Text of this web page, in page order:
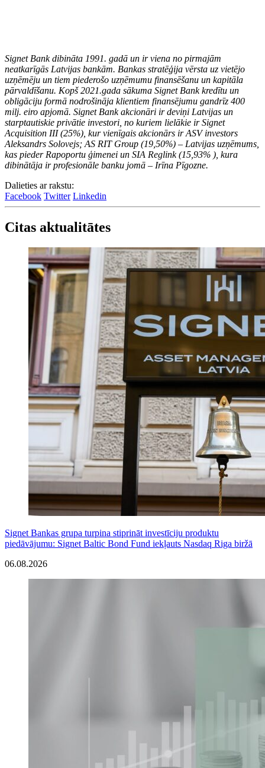
Signet Bank dibināta 1991. gadā un ir viena no pirmajām
neatkarīgās Latvijas bankām. Bankas stratēģija vērsta uz vietējo
uzņēmēju un tiem piederošo uzņēmumu finansēšanu un kapitāla
pārvaldīšanu. Kopš 2021.gada sākuma Signet Bank kredītu un
obligāciju formā nodrošināja klientiem finansējumu gandrīz 400
milj. eiro apjomā. Signet Bank akcionāri ir deviņi Latvijas un
starptautiskie privātie investori, no kuriem lielākie ir Signet
Acquisition III (25%), kur vienīgais akcionārs ir ASV investors
Aleksandrs Solovejs; AS RIT Group (19,50%) – Latvijas uzņēmums,
kas pieder Rapoportu ģimenei un SIA Reglink (15,93% ), kura
dibinātāja ir profesionāle banku jomā – Irīna Pīgozne.
Dalieties ar rakstu:
Facebook Twitter Linkedin
Citas aktualitātes
Signet Bankas grupa turpina stiprināt investīciju produktu
piedāvājumu: Signet Baltic Bond Fund iekļauts Nasdaq Riga biržā
06.08.2026